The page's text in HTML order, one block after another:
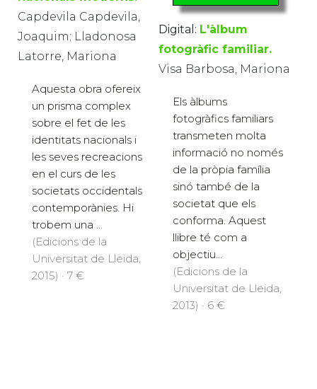
Capdevila Capdevila,
Joaquim; Lladonosa
Latorre, Mariona
Aquesta obra ofereix
un prisma complex
sobre el fet de les
identitats nacionals i
les seves recreacions
en el curs de les
societats occidentals
contemporànies. Hi
trobem una ...
(Edicions de la
Universitat de Lleida,
2015) · 7 €
Digital: L'àlbum
fotogràfic familiar.
Visa Barbosa, Mariona
Els àlbums
fotogràfics familiars
transmeten molta
informació no només
de la pròpia família
sinó també de la
societat que els
conforma. Aquest
llibre té com a
objectiu...
(Edicions de la
Universitat de Lleida,
2013) · 6 €